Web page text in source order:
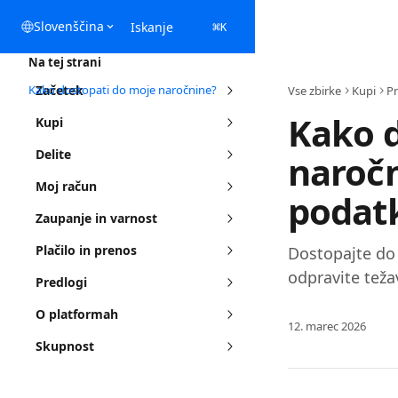
Slovenščina Iskanje ⌘K
Začetek
Kupi
Delite
Moj račun
Zaupanje in varnost
Plačilo in prenos
Predlogi
O platformah
Skupnost
Vse zbirke Kupi
Kako
Dostopajte
odpravite
12. marec 2026
Na tej strani
Kako dostopati do moje naročnine?